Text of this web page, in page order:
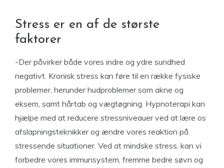
Stress er en af de største
faktorer
-Der påvirker både vores indre og ydre sundhed
negativt. Kronisk stress kan føre til en række fysiske
problemer, herunder hudproblemer som akne og
eksem, samt hårtab og vægtøgning. Hypnoterapi kan
hjælpe med at reducere stressniveauer ved at lære os
afslapningsteknikker og ændre vores reaktion på
stressende situationer. Ved at mindske stress, kan vi
forbedre vores immunsystem, fremme bedre søvn og